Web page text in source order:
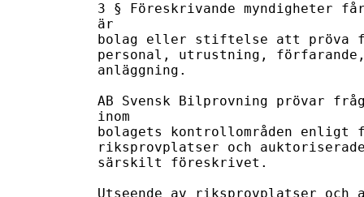
3 § Föreskrivande myndigheter
är
bolag eller stiftelse att pröva
personal, utrustning,
anläggning.
AB Svensk Bilprovning prövar
inom
bolagets kontrollområden enligt
riksprovplatser och
särskilt föreskrivet.
Utseende av riksprovplatser och